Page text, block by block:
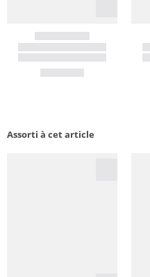
Assorti à cet article